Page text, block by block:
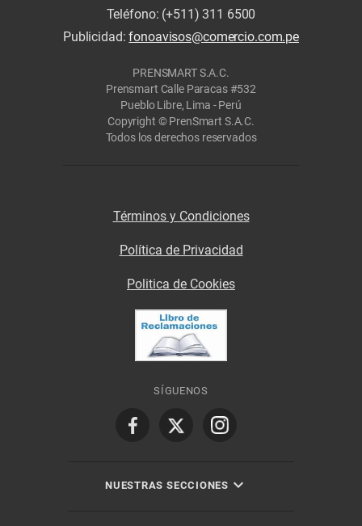
Teléfono: (+511) 311 6500
Publicidad:fonoavisos@comercio.com.pe
PRENSMART S.A.C.
Prensmart Calle Paracas #532
Pueblo Libre, Lima - Perú
Copyright © PrenSmart S.A.C.
Todos los derechos reservados
Términos y Condiciones
Política de Privacidad
Politica de Cookies
SÍGUENOS
NUESTRAS SECCIONES